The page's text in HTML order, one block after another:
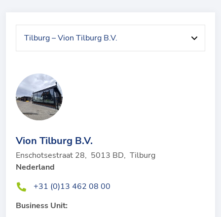
Vion Tilburg B.V.
Enschotsestraat 28, 5013 BD, Tilburg
Nederland
+31 (0)13 462 08 00
Business Unit: